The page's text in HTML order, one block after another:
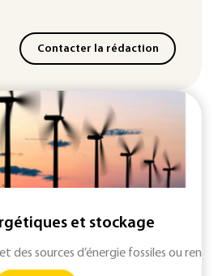
Contacter la rédaction
et stockage
des sources d’énergie fossiles ou